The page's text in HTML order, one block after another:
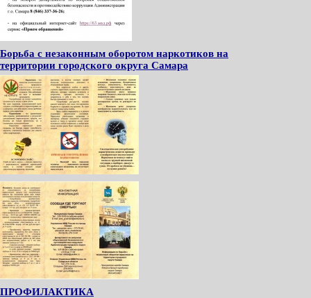
Борьба с незаконным оборотом наркотиков на
территории городского округа Самара
ПРОФИЛАКТИКА